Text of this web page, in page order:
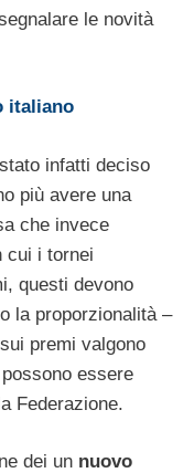
le novità
italiano
infatti deciso
più avere una
che invece
cui i tornei
questi devono
la proporzionalità –
premi valgono
essere
Federazione.
dei un nuovo